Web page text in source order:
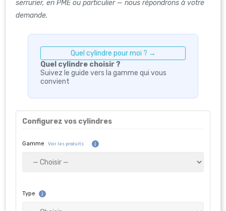
serrurier, en PME ou particulier — nous répondrons à votre
demande.
Quel cylindre pour moi ? →
Quel cylindre choisir ?
Suivez le guide vers la gamme qui vous
convient
Configurez vos cylindres
Gamme Voir les produits
Type